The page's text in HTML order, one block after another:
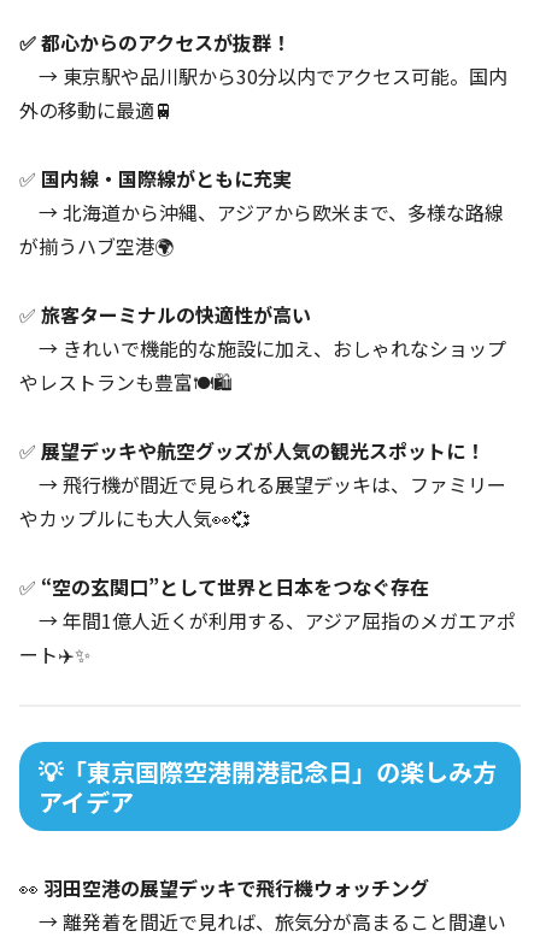
✅ 都心からのアクセスが抜群！
→ 東京駅や品川駅から30分以内でアクセス可能。国内
外の移動に最適🚆
✅ 国内線・国際線がともに充実
→ 北海道から沖縄、アジアから欧米まで、多様な路線
が揃うハブ空港🌍
✅ 旅客ターミナルの快適性が高い
→ きれいで機能的な施設に加え、おしゃれなショップ
やレストランも豊富🍽️🛍️
✅ 展望デッキや航空グッズが人気の観光スポットに！
→ 飛行機が間近で見られる展望デッキは、ファミリー
やカップルにも大人気👀💞
✅ “空の玄関口”として世界と日本をつなぐ存在
→ 年間1億人近くが利用する、アジア屈指のメガエアポ
ート✈️✨
💡「東京国際空港開港記念日」の楽しみ方
アイデア
👀 羽田空港の展望デッキで飛行機ウォッチング
→ 離発着を間近で見れば、旅気分が高まること間違い